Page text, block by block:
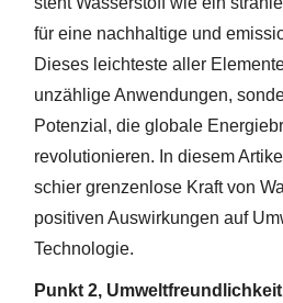
für eine nachhaltige und
Dieses leichteste aller
unzählige Anwendungen,
Potenzial, die globale
revolutionieren. In diesem
schier grenzenlose Kraft von
positiven Auswirkungen auf
Technologie.
Punkt 2,